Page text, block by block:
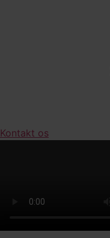
Kontakt os